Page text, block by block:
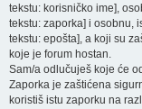
tekstu: korisničko ime],
tekstu: zaporka] i osobnu,
tekstu: epošta], a koji su
koje je forum hostan.
Sam/a odlučuješ koje će
Zaporka je zaštićena
koristiš istu zaporku na